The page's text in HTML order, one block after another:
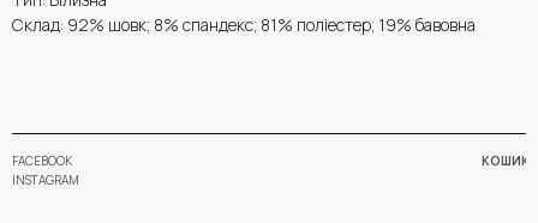
Склад: 92% шовк; 8% спандекс; 81% поліестер; 19% бавовна
FACEBOOK КОШИК
INSTAGRAM